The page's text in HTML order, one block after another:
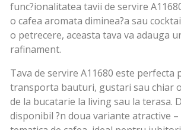
func?ionalitatea tavii de servire
o cafea aromata diminea?a sau
o petrecere, aceasta tava va adauga
rafinament.
Tava de servire A11680 este perfecta
transporta bauturi, gustari sau chiar
de la bucatarie la living sau la terasa.
disponibil ?n doua variante atractive –